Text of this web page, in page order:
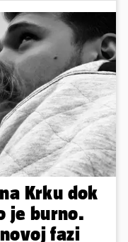
Krku dok
je burno.
fazi